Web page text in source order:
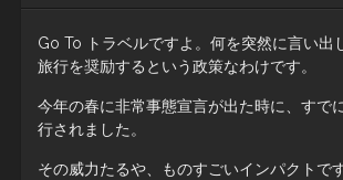
Go To トラベルですよ。何を突然に言い
旅行を奨励するという政策なわけです。
今年の春に非常事態宣言が出た時に、すで
行されました。
その威力たるや、ものすごいインパクトで